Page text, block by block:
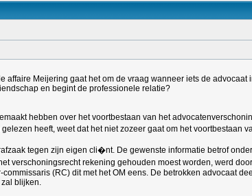
Meijering gaat het om de vraag wanneer iets de
en begint de professionele relatie?
hebben over het voortbestaan van het
heeft, weet dat het niet zozeer gaat om het voortbestaan
tegen zijn eigen cli�nt. De gewenste informatie betrof
verschoningsrecht rekening gehouden moest worden, werd
(RC) dit met het OM eens. De betrokken advocaat
blijken.